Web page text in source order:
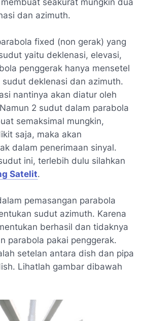
seakurat mungkin dua
dan azimuth.
fixed (non gerak) yang
yaitu deklenasi, elevasi,
penggerak hanya mensetel
deklenasi dan azimuth.
nantinya akan diatur oleh
2 sudut dalam parabola
semaksimal mungkin,
saja, maka akan
dalam penerimaan sinyal.
ini, terlebih dulu silahkan
Satelit.
pemasangan parabola
sudut azimuth. Karena
berhasil dan tidaknya
parabola pakai penggerak.
setelan antara dish dan pipa
Lihatlah gambar dibawah